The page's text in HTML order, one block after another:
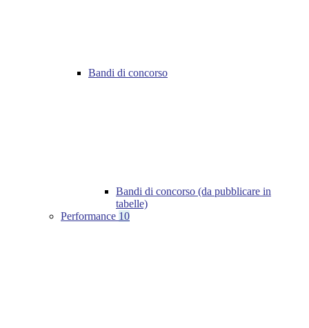
Bandi di concorso
Bandi di concorso (da pubblicare in
tabelle)
Performance 10